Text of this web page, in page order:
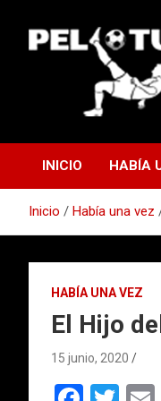
contenido
INICIO HABÍA
Inicio Había una vez
HABÍA UNA VEZ
El Hijo
15 junio, 2020